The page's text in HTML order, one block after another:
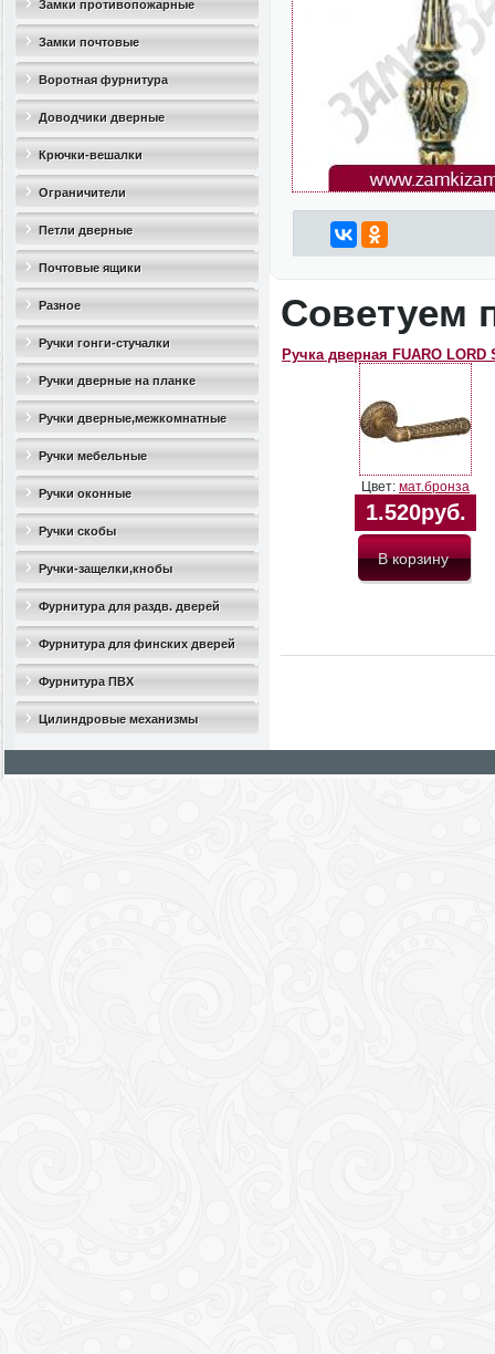
Замки противопожарные
Замки почтовые
Воротная фурнитура
Доводчики дверные
Крючки-вешалки
Ограничители
дверные(стопоры)
Петли дверные
Почтовые ящики
Разное
Ручки гонги-стучалки
Ручки дверные на планке
Ручки дверные,межкомнатные
Ручки мебельные
Ручки оконные
Ручки скобы
Ручки-защелки,кнобы
Фурнитура для раздв. дверей
Фурнитура для финских дверей
Фурнитура ПВХ
Цилиндровые механизмы
Советуем
Ручка дверная FUARO LORD
Цвет: мат.бронза
1.520руб.